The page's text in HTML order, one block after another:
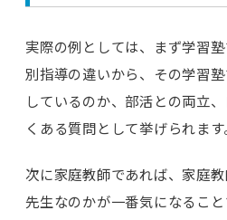
実際の例としては、まず学習
別指導の違いから、その学習
しているのか、部活との両立
くある質問として挙げられます
次に家庭教師であれば、家庭
先生なのかが一番気になるこ